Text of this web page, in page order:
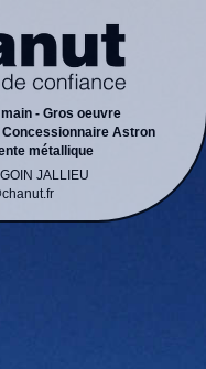
- Gros oeuvre
Concessionnaire Astron
métallique
JALLIEU